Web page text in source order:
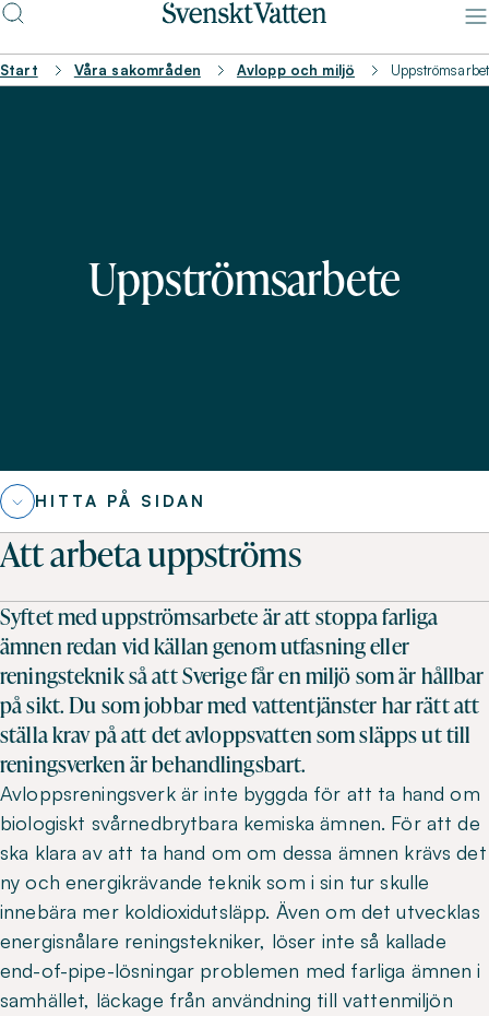
Start Våra sakområden Avlopp och miljö
Uppströmsarbete
HITTA PÅ SIDAN
Att arbeta uppströms
Syftet med uppströmsarbete är att stoppa farliga
ämnen redan vid källan genom utfasning eller
reningsteknik så att Sverige får en miljö som är hållbar
på sikt. Du som jobbar med vattentjänster har rätt att
ställa krav på att det avloppsvatten som släpps ut till
reningsverken är behandlingsbart.
Avloppsreningsverk är inte byggda för att ta hand om
biologiskt svårnedbrytbara kemiska ämnen. För att de
ska klara av att ta hand om om dessa ämnen krävs det
ny och energikrävande teknik som i sin tur skulle
innebära mer koldioxidutsläpp. Även om det utvecklas
energisnålare reningstekniker, löser inte så kallade
end-of-pipe-lösningar problemen med farliga ämnen i
samhället, läckage från användning till vattenmiljön